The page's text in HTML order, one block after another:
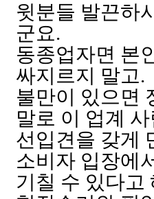
윗분들 발끈하
군요.
동종업자면 본
싸지르지 말고.
불만이 있으면
말로 이 업계
선입견을 갖게
소비자 입장에
기칠 수 있다고